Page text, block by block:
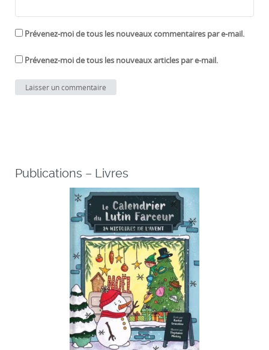
Prévenez-moi de tous les nouveaux commentaires par e-mail.
Prévenez-moi de tous les nouveaux articles par e-mail.
Publications – Livres